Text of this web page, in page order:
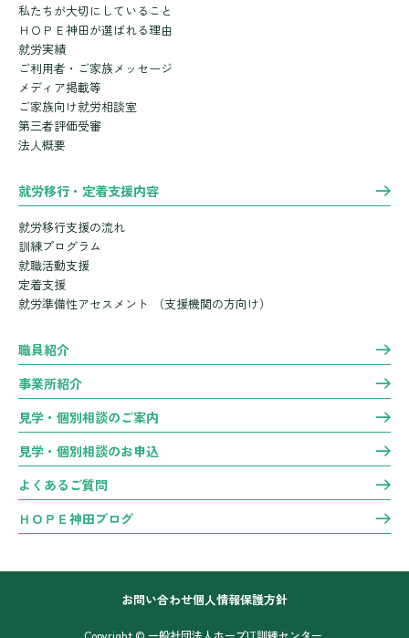
私たちが大切にしていること
ＨＯＰＥ神田が選ばれる理由
就労実績
ご利用者・ご家族メッセージ
メディア掲載等
ご家族向け就労相談室
第三者評価受審
法人概要
就労移行・定着支援内容
就労移行支援の流れ
訓練プログラム
就職活動支援
定着支援
就労準備性アセスメント
（支援機関の方向け）
職員紹介
事業所紹介
見学・個別相談のご案内
見学・個別相談のお申込
よくあるご質問
ＨＯＰＥ神田ブログ
お問い合わせ個人情報保護方針
Copyright © 一般社団法人ホープIT訓練センター.